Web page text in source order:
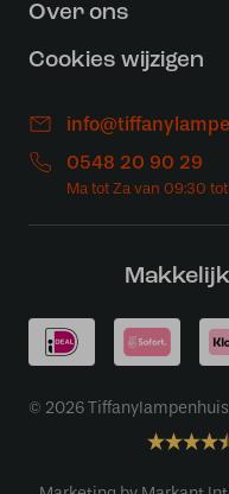
Over ons
Cookies wijzigen
0548 20 90 29
© 2026